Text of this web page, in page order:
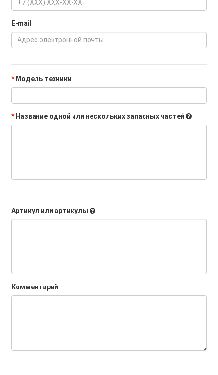
E-mail
Модель техники
Название одной или нескольких запасных частей
Артикул или артикулы
Комментарий